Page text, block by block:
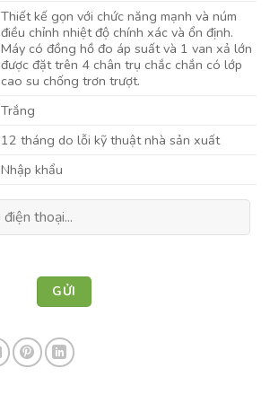
Thiết kế gọn với chức năng mạnh và núm
điều chỉnh nhiệt độ chính xác và ổn định.
Máy có đồng hồ đo áp suất và 1 van xả lớn
được đặt trên 4 chân trụ chắc chắn có lớp
cao su chống trơn trượt.
Trắng
12 tháng do lỗi kỹ thuật nhà sản xuất
Nhập khẩu